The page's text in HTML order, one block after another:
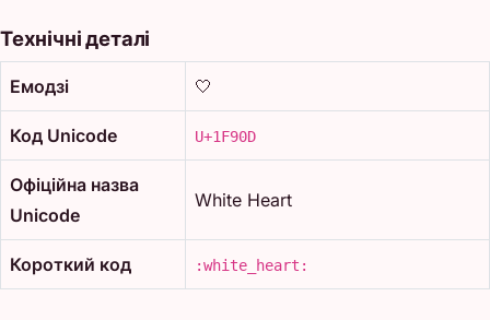
Технічні деталі
Емодзі 🤍
Код Unicode U+1F90D
Офіційна назва
Unicode
White Heart
Короткий код :white_heart: